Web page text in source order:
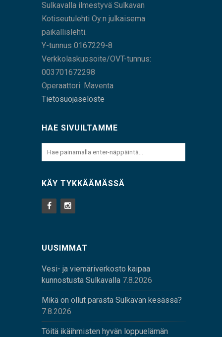
Sulkavalla ilmestyvä Sulkavan
Kotiseutulehti Oy:n julkaisema
paikallislehti.
Y-tunnus 0167229-8
Verkkolaskuosoite/OVT-tunnus:
003701672298
Operaattori: Maventa
Tietosuojaseloste
HAE SIVUILTAMME
KÄY TYKKÄÄMÄSSÄ
UUSIMMAT
Vesi- ja viemäriverkosto kaipaa
kunnostusta Sulkavalla 7.8.2026
Mikä on ollut parasta Sulkavan kesässä?
7.8.2026
Töitä ikäihmisten hyvän loppuelämän